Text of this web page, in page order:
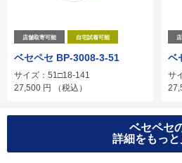
店舗取寄可能 自宅試着可能
ベセペセ BP-3008-3-51
サイズ：51□18-141
27,500 円 （税込）
ベ
サ
ベセペセ
詳細をもっと